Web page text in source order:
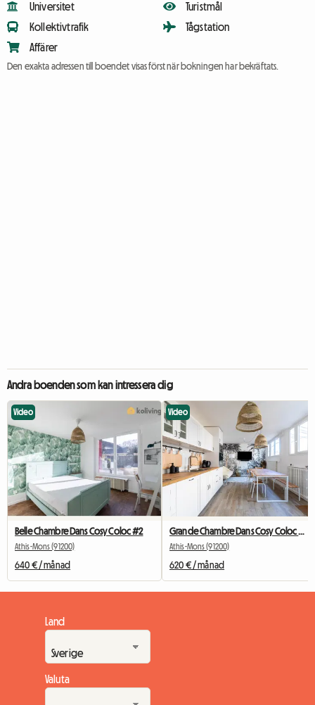
Universitet
Kollektivtrafik
Affärer
Turistmål
Tågstation
Den exakta adressen till boendet visas först när bokningen har bekräftats.
Andra boenden som kan intressera dig
Video
Belle Chambre Dans Cosy Coloc #2
Athis-Mons (91200)
640 € / månad
Video
Athis-Mons (91200)
620 € / månad
Land
Valuta